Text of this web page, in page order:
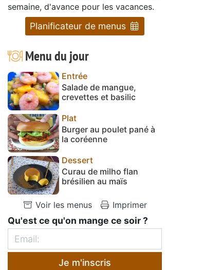
semaine, d'avance pour les vacances.
Planificateur de menus
Menu du jour
Entrée
Salade de mangue,
crevettes et basilic
Plat
Burger au poulet pané à
la coréenne
Dessert
Curau de milho flan
brésilien au maïs
Voir les menus Imprimer
Qu'est ce qu'on mange ce soir ?
Je m'inscris